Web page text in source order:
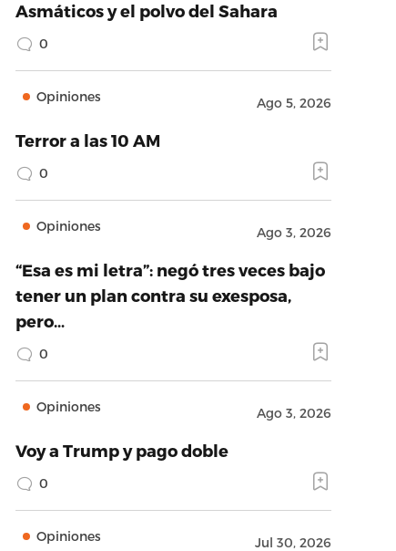
Asmáticos y el polvo del Sahara
0
Opiniones Ago 5, 2026
Terror a las 10 AM
0
Opiniones Ago 3, 2026
“Esa es mi letra”: negó tres veces bajo
tener un plan contra su exesposa,
pero…
0
Opiniones Ago 3, 2026
Voy a Trump y pago doble
0
Opiniones Jul 30, 2026